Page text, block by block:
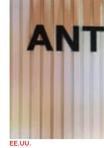
EE.UU.